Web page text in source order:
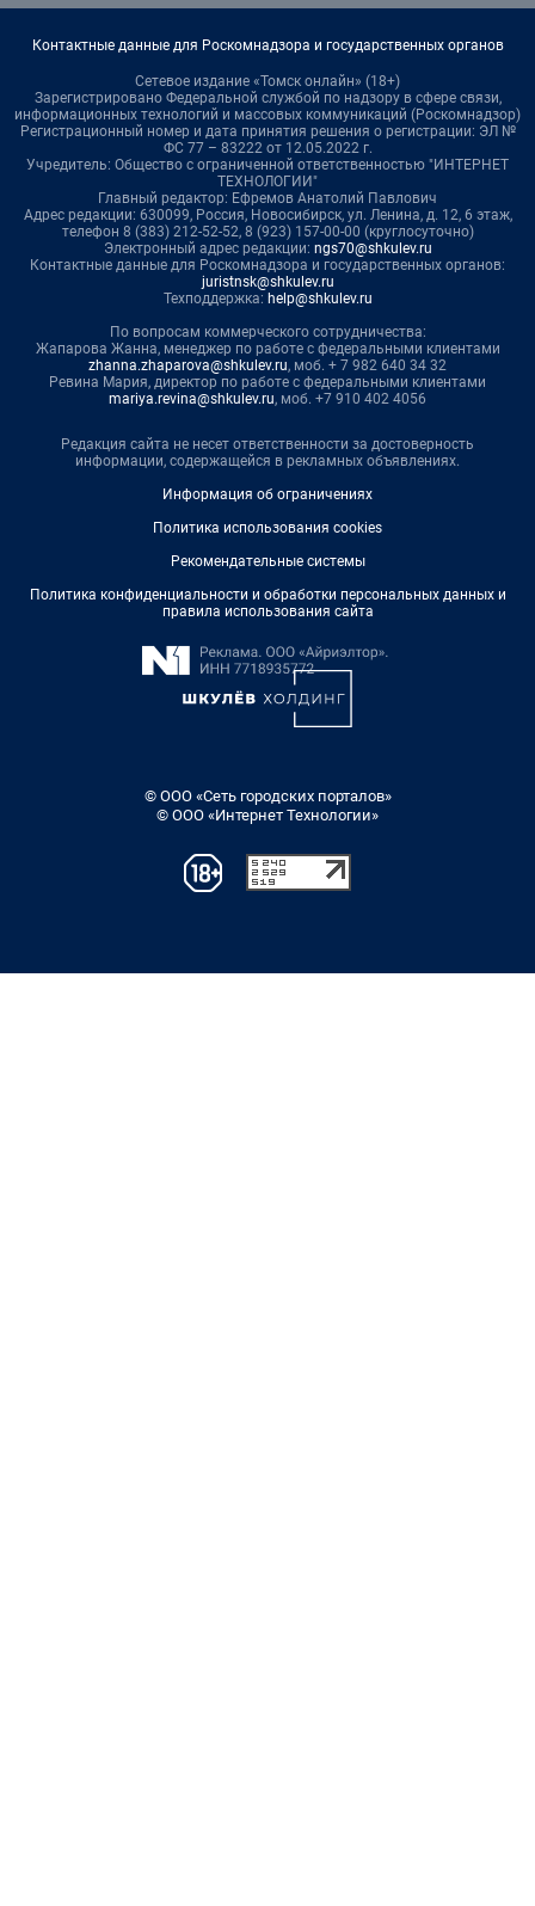
Контактные данные для Роскомнадзора и государственных органов
Сетевое издание «Томск онлайн» (18+)
Зарегистрировано Федеральной службой по надзору в сфере связи,
информационных технологий и массовых коммуникаций (Роскомнадзор)
Регистрационный номер и дата принятия решения о регистрации: ЭЛ №
ФС 77 – 83222 от 12.05.2022 г.
Учредитель: Общество с ограниченной ответственностью "ИНТЕРНЕТ
ТЕХНОЛОГИИ"
Главный редактор: Ефремов Анатолий Павлович
Адрес редакции: 630099, Россия, Новосибирск, ул. Ленина, д. 12, 6 этаж,
телефон 8 (383) 212-52-52, 8 (923) 157-00-00 (круглосуточно)
Электронный адрес редакции: ngs70@shkulev.ru
Контактные данные для Роскомнадзора и государственных органов:
juristnsk@shkulev.ru
Техподдержка: help@shkulev.ru
По вопросам коммерческого сотрудничества:
Жапарова Жанна, менеджер по работе с федеральными клиентами
zhanna.zhaparova@shkulev.ru, моб. + 7 982 640 34 32
Ревина Мария, директор по работе с федеральными клиентами
mariya.revina@shkulev.ru, моб. +7 910 402 4056
Редакция сайта не несет ответственности за достоверность
информации, содержащейся в рекламных объявлениях.
Информация об ограничениях
Политика использования cookies
Рекомендательные системы
Политика конфиденциальности и обработки персональных данных и
правила использования сайта
© ООО «Сеть городских порталов»
© ООО «Интернет Технологии»